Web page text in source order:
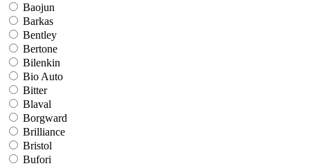
Baojun
Barkas
Bentley
Bertone
Bilenkin
Bio Auto
Bitter
Blaval
Borgward
Brilliance
Bristol
Bufori